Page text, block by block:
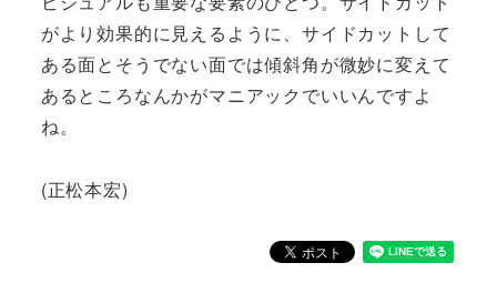
がより効果的に見えるように、サイドカットして
ある面とそうでない面では傾斜角が微妙に変えて
あるところなんかがマニアックでいいんですよ
ね。
(正松本宏)